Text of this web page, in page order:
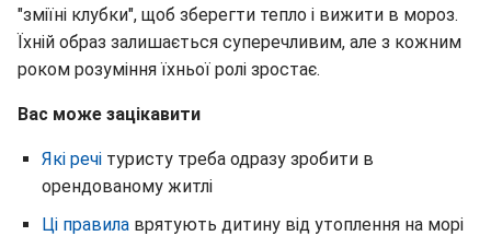
"зміїні клубки", щоб зберегти тепло і вижити в мороз.
Їхній образ залишається суперечливим, але з кожним
роком розуміння їхньої ролі зростає.
Вас може зацікавити
Які речі туристу треба одразу зробити в
орендованому житлі
Ці правила врятують дитину від утоплення на морі